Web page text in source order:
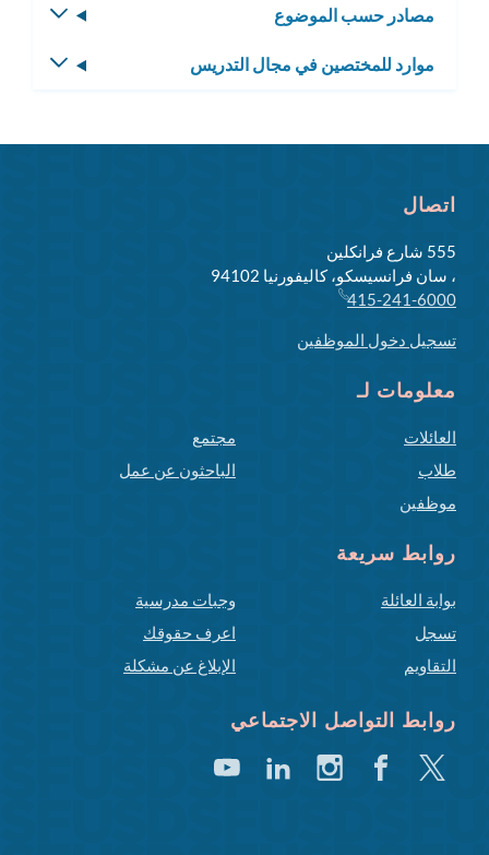
مصادر حسب الموضوع
موارد للمختصين في مجال التدريس
اتصال
555 شارع فرانكلين
، سان فرانسيسكو، كاليفورنيا 94102
415-241-6000
تسجيل دخول الموظفين
معلومات لـ
العائلات
طلاب
موظفين
مجتمع
الباحثون عن عمل
روابط سريعة
بوابة العائلة
تسجل
التقاويم
وجبات مدرسية
اعرف حقوقك
الإبلاغ عن مشكلة
روابط التواصل الاجتماعي
تغريد فيسبوكانستغراملينكد
يوتيوب